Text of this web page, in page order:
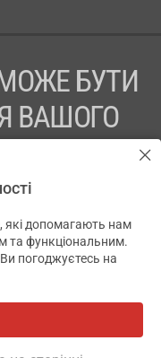
БУТИ
ВАШОГО
43631965.
АПТЕКА911.ЮА
допомагають нам
та функціональним.
погоджуєтесь на
✕